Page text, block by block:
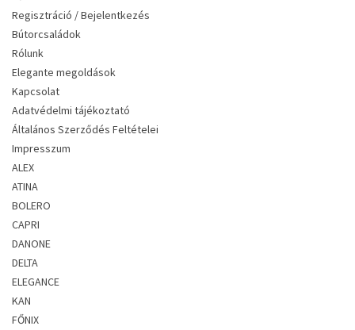
Regisztráció / Bejelentkezés
Bútorcsaládok
Rólunk
Elegante megoldások
Kapcsolat
Adatvédelmi tájékoztató
Általános Szerződés Feltételei
Impresszum
ALEX
ATINA
BOLERO
CAPRI
DANONE
DELTA
ELEGANCE
KAN
FŐNIX